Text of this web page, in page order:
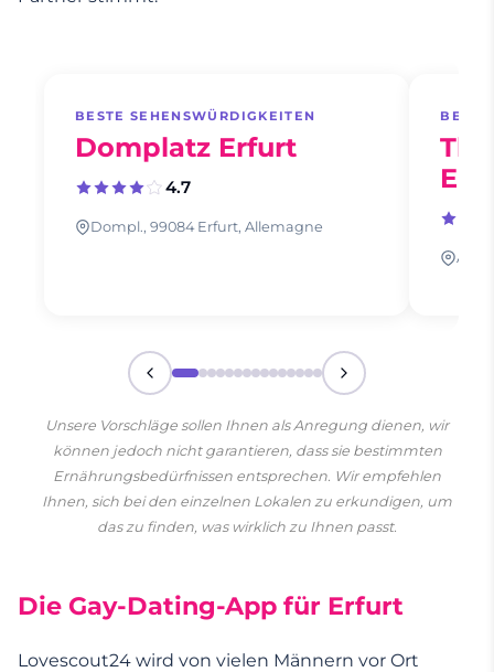
BESTE SEHENSWÜRDIGKEITEN
Domplatz Erfurt
4.7
Dompl., 99084 Erfurt, Allemagne
Am
Unsere Vorschläge sollen Ihnen als Anregung dienen, wir
können jedoch nicht garantieren, dass sie bestimmten
Ernährungsbedürfnissen entsprechen. Wir empfehlen
Ihnen, sich bei den einzelnen Lokalen zu erkundigen, um
das zu finden, was wirklich zu Ihnen passt.
Die Gay-Dating-App für Erfurt
Lovescout24 wird von vielen Männern vor Ort